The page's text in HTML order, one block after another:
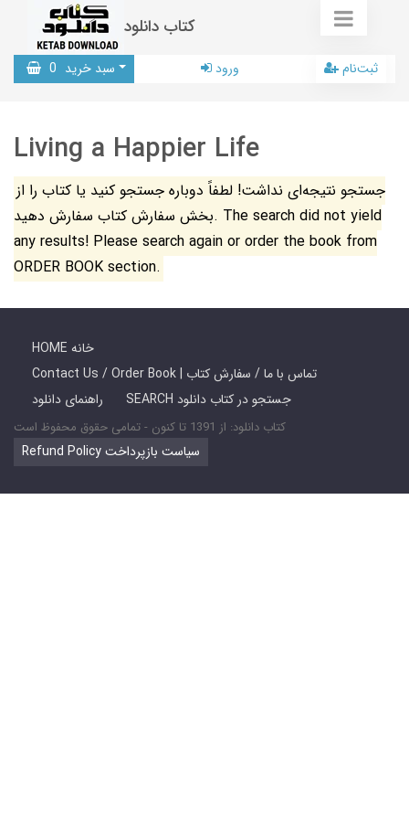
کتاب دانلود
سبد خرید 0 ورود ثبت‌نام
Living a Happier Life
جستجو نتیجه‌ای نداشت! لطفاً دوباره جستجو کنید یا کتاب را از
بخش سفارش کتاب سفارش دهید. The search did not yield
any results! Please search again or order the book from
ORDER BOOK section.
HOME خانه
Contact Us / Order Book | تماس با ما / سفارش کتاب
راهنمای دانلود
SEARCH جستجو در کتاب دانلود
کتاب دانلود: از 1391 تا کنون - تمامی حقوق محفوظ است
Refund Policy سیاست بازپرداخت